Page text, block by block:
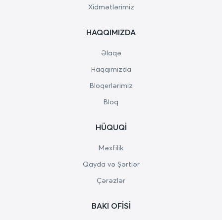
Xidmətlərimiz
HAQQIMIZDA
Əlaqə
Haqqımızda
Bloqerlərimiz
Bloq
HÜQUQI
Məxfilik
Qayda və Şərtlər
Çərəzlər
BAKI OFISI